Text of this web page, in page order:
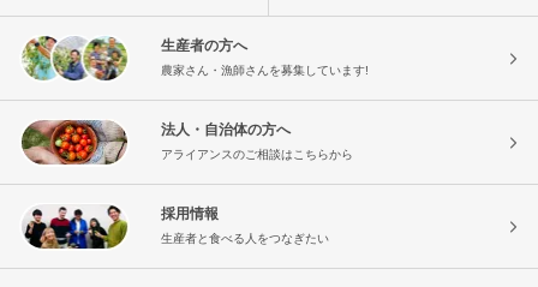
生産者の方へ
農家さん・漁師さんを募集しています!
法人・自治体の方へ
アライアンスのご相談はこちらから
採用情報
生産者と食べる人をつなぎたい